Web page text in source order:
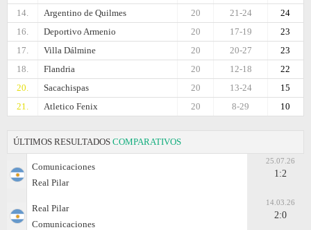
14.
Argentino de Quilmes 24
21-24
20
16.
Deportivo Armenio 23
17-19
20
17.
Villa Dálmine 23
20-27
20
18.
Flandria 22
12-18
20
20.
Sacachispas 15
13-24
20
21.
Atletico Fenix 10
8-29
20
ÚLTIMOS RESULTADOS COMPARATIVOS
Comunicaciones
Real Pilar
25.07.26
1:2
Real Pilar
Comunicaciones
14.03.26
2:0